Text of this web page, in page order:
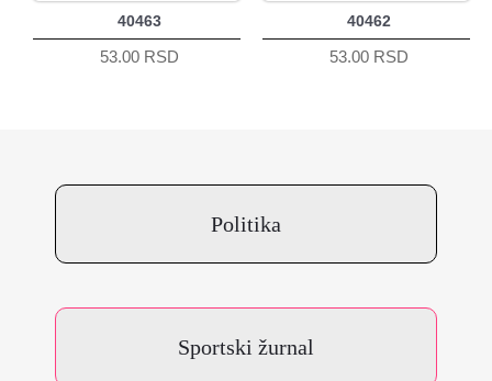
40463
53.00 RSD
40462
53.00 RSD
Politika
Sportski žurnal